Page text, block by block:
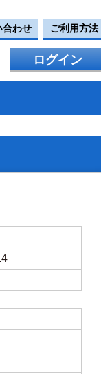
合わせ ご利用方法
ログイン